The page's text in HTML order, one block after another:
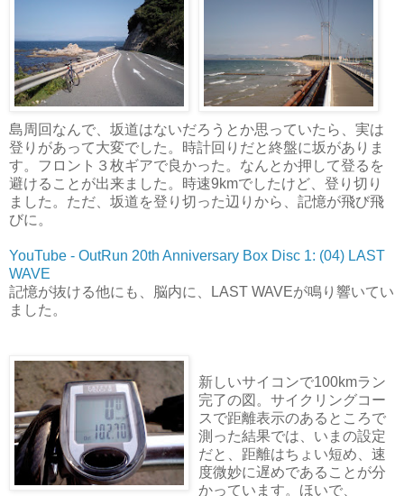
島周回なんで、坂道はないだろうとか思っていたら、実は
登りがあって大変でした。時計回りだと終盤に坂がありま
す。フロント３枚ギアで良かった。なんとか押して登るを
避けることが出来ました。時速9kmでしたけど、登り切り
ました。ただ、坂道を登り切った辺りから、記憶が飛び飛
びに。
YouTube - OutRun 20th Anniversary Box Disc 1: (04) LAST
WAVE
記憶が抜ける他にも、脳内に、LAST WAVEが鳴り響いてい
ました。
新しいサイコンで100kmラン
完了の図。サイクリングコー
スで距離表示のあるところで
測った結果では、いまの設定
だと、距離はちょい短め、速
度微妙に遅めであることが分
かっています。ほいで、